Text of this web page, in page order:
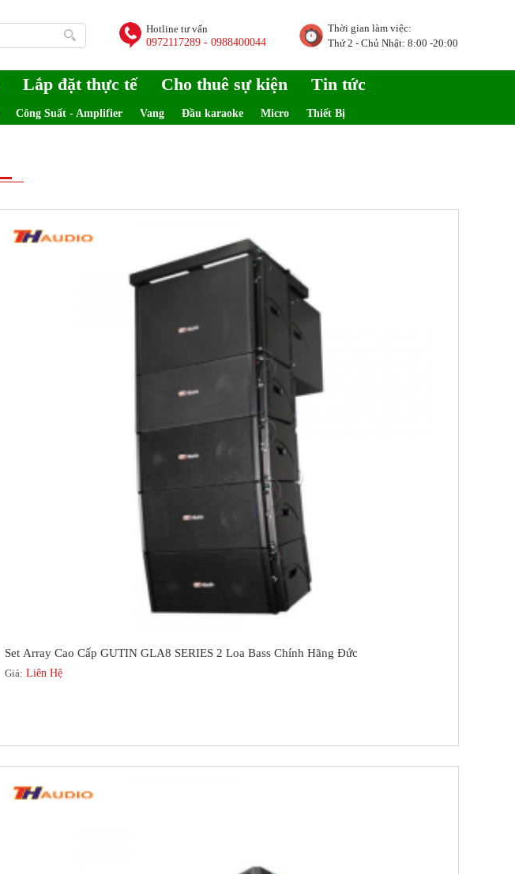
Hotline tư vấn
0972117289 - 0988400044
Thời gian làm việc:
Thứ 2 - Chủ Nhật: 8:00 -20:00
Lắp đặt thực tế Cho thuê sự kiện Tin tức
Công Suất - Amplifier Vang Đầu karaoke Micro Thiết Bị
Set Array Cao Cấp GUTIN GLA8 SERIES 2 Loa Bass Chính Hãng Đức
Giá: Liên Hệ